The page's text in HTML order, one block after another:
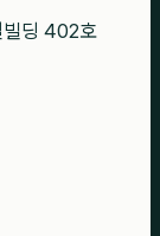
빌딩 402호